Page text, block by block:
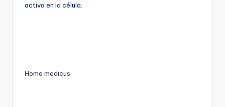
activa en la célula.
Homo medicus